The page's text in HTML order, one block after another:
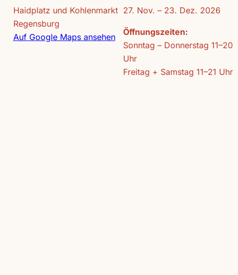
Haidplatz und Kohlenmarkt
Regensburg
Auf Google Maps ansehen
27. Nov. – 23. Dez. 2026
Öffnungszeiten:
Sonntag – Donnerstag 11–20
Uhr
Freitag + Samstag 11–21 Uhr